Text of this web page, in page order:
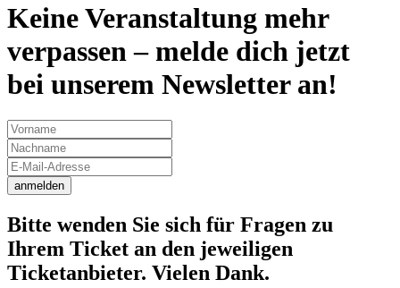
Keine Veranstaltung mehr
verpassen – melde dich jetzt
bei unserem Newsletter an!
anmelden
Bitte wenden Sie sich für Fragen zu
Ihrem Ticket an den jeweiligen
Ticketanbieter. Vielen Dank.